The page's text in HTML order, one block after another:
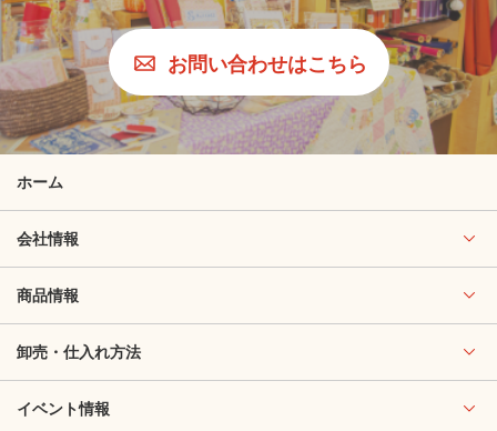
お問い合わせはこちら
ホーム
会社情報
商品情報
卸売・仕入れ方法
イベント情報